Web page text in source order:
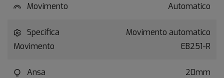
Movimento Automatico
Specifica
Movimento
Movimento automatico
EB251-R
Ansa 20mm